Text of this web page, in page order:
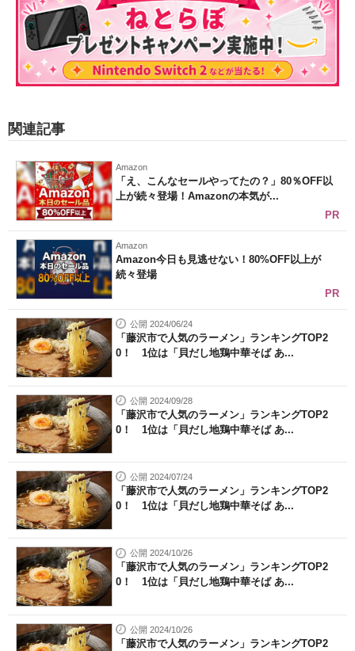
関連記事
Amazon
「え、こんなセールやってたの？」80％OFF以
上が続々登場！Amazonの本気が...
PR
Amazon
Amazon今日も見逃せない！80%OFF以上が
続々登場
PR
公開 2024/06/24
「藤沢市で人気のラーメン」ランキングTOP2
0！ 1位は「貝だし地鶏中華そば あ...
公開 2024/09/28
「藤沢市で人気のラーメン」ランキングTOP2
0！ 1位は「貝だし地鶏中華そば あ...
公開 2024/07/24
「藤沢市で人気のラーメン」ランキングTOP2
0！ 1位は「貝だし地鶏中華そば あ...
公開 2024/10/26
「藤沢市で人気のラーメン」ランキングTOP2
0！ 1位は「貝だし地鶏中華そば あ...
公開 2024/10/26
「藤沢市で人気のラーメン」ランキングTOP2